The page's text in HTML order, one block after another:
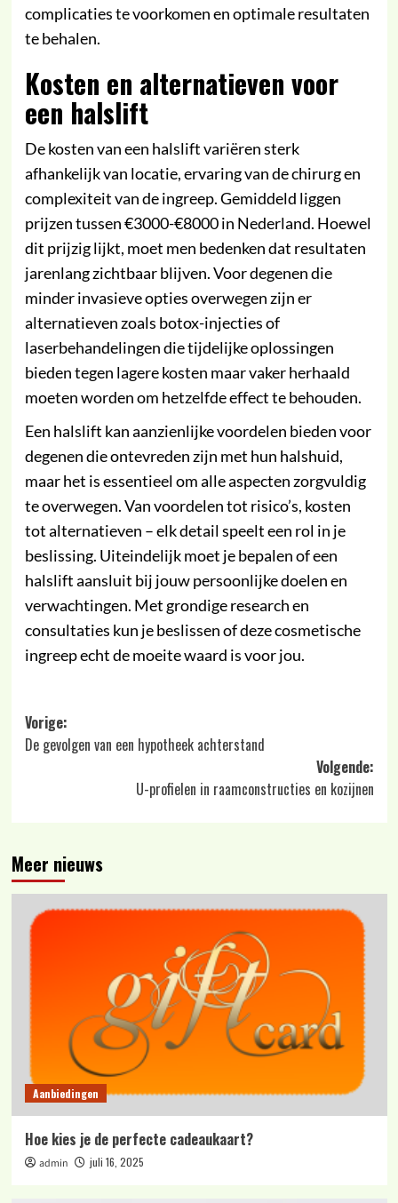
complicaties te voorkomen en optimale resultaten
te behalen.
Kosten en alternatieven voor
een halslift
De kosten van een halslift variëren sterk
afhankelijk van locatie, ervaring van de chirurg en
complexiteit van de ingreep. Gemiddeld liggen
prijzen tussen €3000-€8000 in Nederland. Hoewel
dit prijzig lijkt, moet men bedenken dat resultaten
jarenlang zichtbaar blijven. Voor degenen die
minder invasieve opties overwegen zijn er
alternatieven zoals botox-injecties of
laserbehandelingen die tijdelijke oplossingen
bieden tegen lagere kosten maar vaker herhaald
moeten worden om hetzelfde effect te behouden.
Een halslift kan aanzienlijke voordelen bieden voor
degenen die ontevreden zijn met hun halshuid,
maar het is essentieel om alle aspecten zorgvuldig
te overwegen. Van voordelen tot risico’s, kosten
tot alternatieven – elk detail speelt een rol in je
beslissing. Uiteindelijk moet je bepalen of een
halslift aansluit bij jouw persoonlijke doelen en
verwachtingen. Met grondige research en
consultaties kun je beslissen of deze cosmetische
ingreep echt de moeite waard is voor jou.
Bericht
navigatie
Vorige:
De gevolgen van een hypotheek achterstand
Volgende:
U-profielen in raamconstructies en kozijnen
Meer nieuws
Aanbiedingen
Hoe kies je de perfecte cadeaukaart?
admin juli 16, 2025